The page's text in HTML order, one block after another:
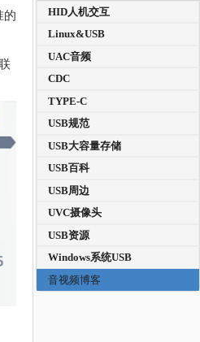
的
HID人机交互
Linux&USB
UAC音频
CDC
TYPE-C
USB规范
USB大容量存储
USB百科
USB周边
UVC摄像头
USB资源
Windows系统USB
音视频博客